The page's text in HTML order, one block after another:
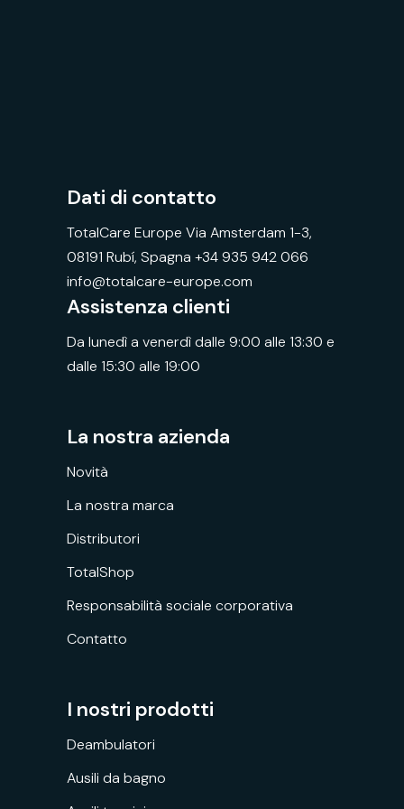
Dati di contatto
TotalCare Europe Via Amsterdam 1-3,
08191 Rubí, Spagna +34 935 942 066
info@totalcare-europe.com
Assistenza clienti
Da lunedì a venerdì dalle 9:00 alle 13:30 e
dalle 15:30 alle 19:00
La nostra azienda
Novità
La nostra marca
Distributori
TotalShop
Responsabilità sociale corporativa
Contatto
I nostri prodotti
Deambulatori
Ausili da bagno